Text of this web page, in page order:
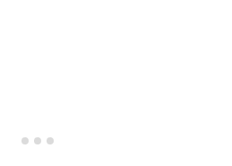
Diapositive 1 sur 8
Diapositive 2 sur 8
Diapositive 3 sur 8
Diapositive 4 sur 8